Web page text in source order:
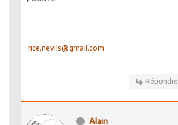
rice.nevils@gmail.com
Répondre
Alain